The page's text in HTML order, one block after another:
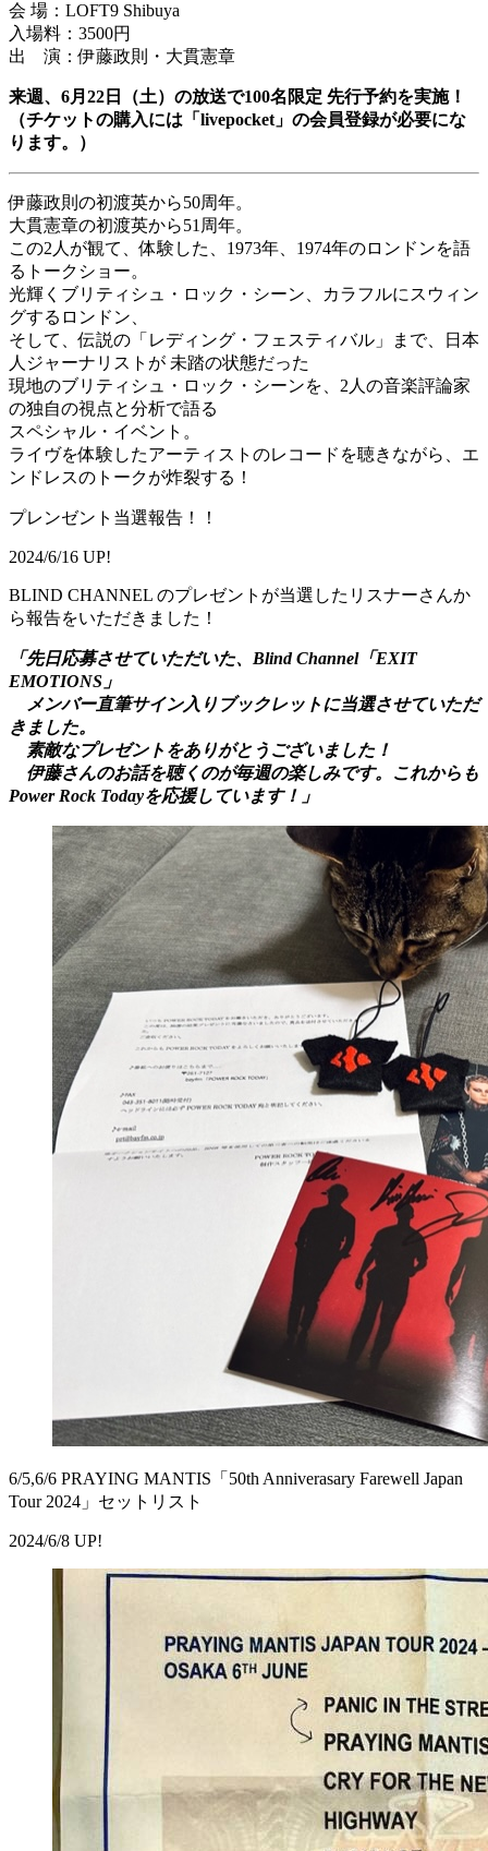
会 場：LOFT9 Shibuya
入場料：3500円
出 演：伊藤政則・大貫憲章
来週、6月22日（土）の放送で100名限定 先行予約を実施！
（チケットの購入には「livepocket」の会員登録が必要にな
ります。）
伊藤政則の初渡英から50周年。
大貫憲章の初渡英から51周年。
この2人が観て、体験した、1973年、1974年のロンドンを語
るトークショー。
光輝くブリティシュ・ロック・シーン、カラフルにスウィン
グするロンドン、
そして、伝説の「レディング・フェスティバル」まで、日本
人ジャーナリストが 未踏の状態だった
現地のブリティシュ・ロック・シーンを、2人の音楽評論家
の独自の視点と分析で語る
スペシャル・イベント。
ライヴを体験したアーティストのレコードを聴きながら、エ
ンドレスのトークが炸裂する！
プレンゼント当選報告！！
2024/6/16 UP!
BLIND CHANNEL のプレゼントが当選したリスナーさんか
ら報告をいただきました！
「先日応募させていただいた、Blind Channel「EXIT
EMOTIONS」
メンバー直筆サイン入りブックレットに当選させていただ
きました。
素敵なプレゼントをありがとうございました！
伊藤さんのお話を聴くのが毎週の楽しみです。これからも
Power Rock Todayを応援しています！」
6/5,6/6 PRAYING MANTIS「50th Anniverasary Farewell Japan
Tour 2024」セットリスト
2024/6/8 UP!